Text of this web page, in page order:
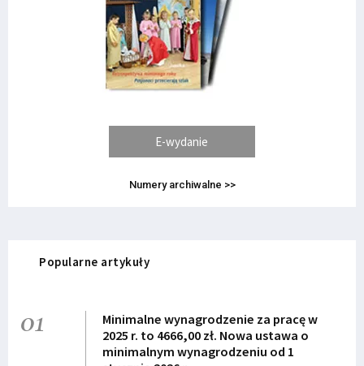
E-wydanie
Numery archiwalne >>
Popularne artykuły
01
Minimalne wynagrodzenie za pracę w
2025 r. to 4666,00 zł. Nowa ustawa o
minimalnym wynagrodzeniu od 1